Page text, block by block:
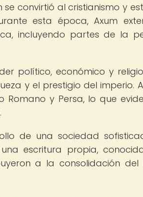
se convirtió al cristianismo y
esta época, Axum
incluyendo partes de la
político, económico y
y el prestigio del imperio.
y Persa, lo que
de una sociedad
escritura propia,
a la consolidación del